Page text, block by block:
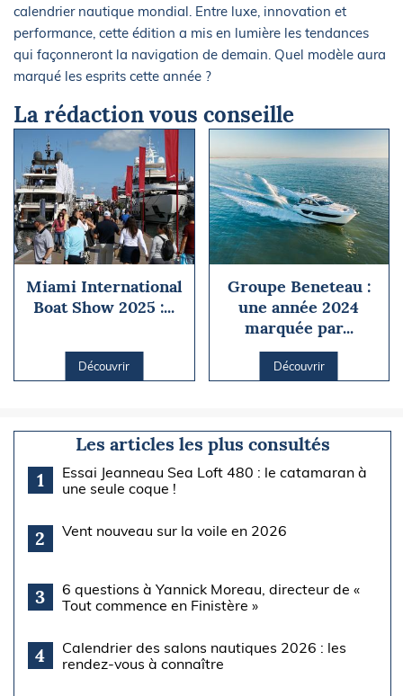
calendrier nautique mondial. Entre luxe, innovation et
performance, cette édition a mis en lumière les tendances
qui façonneront la navigation de demain. Quel modèle aura
marqué les esprits cette année ?
La rédaction vous conseille
Miami International
Boat Show 2025 :...
Découvrir
Groupe Beneteau :
une année 2024
marquée par...
Découvrir
Les articles les plus consultés
1
Essai Jeanneau Sea Loft 480 : le catamaran à
une seule coque !
2 Vent nouveau sur la voile en 2026
3
6 questions à Yannick Moreau, directeur de «
Tout commence en Finistère »
4
Calendrier des salons nautiques 2026 : les
rendez-vous à connaître